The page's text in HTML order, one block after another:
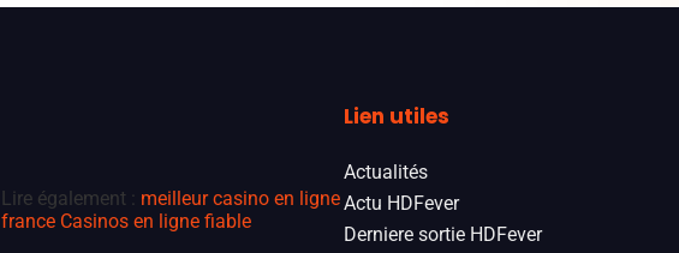
Lire également : meilleur casino en ligne
france Casinos en ligne fiable
Lien utiles
Actualités
Actu HDFever
Derniere sortie HDFever